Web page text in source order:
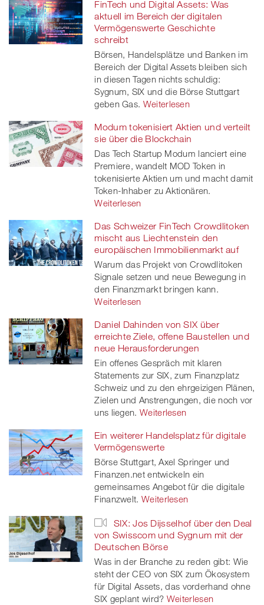
FinTech und Digital Assets: Was
aktuell im Bereich der digitalen
Vermögenswerte Geschichte
schreibt
Börsen, Handelsplätze und Banken im
Bereich der Digital Assets bleiben sich
in diesen Tagen nichts schuldig:
Sygnum, SIX und die Börse Stuttgart
geben Gas. Weiterlesen
Modum tokenisiert Aktien und verteilt
sie über die Blockchain
Das Tech Startup Modum lanciert eine
Premiere, wandelt MOD Token in
tokenisierte Aktien um und macht damit
Token-Inhaber zu Aktionären.
Weiterlesen
Das Schweizer FinTech Crowdlitoken
mischt aus Liechtenstein den
europäischen Immobilienmarkt auf
Warum das Projekt von Crowdlitoken
Signale setzen und neue Bewegung in
den Finanzmarkt bringen kann.
Weiterlesen
Daniel Dahinden von SIX über
erreichte Ziele, offene Baustellen und
neue Herausforderungen
Ein offenes Gespräch mit klaren
Statements zur SIX, zum Finanzplatz
Schweiz und zu den ehrgeizigen Plänen,
Zielen und Anstrengungen, die noch vor
uns liegen. Weiterlesen
Ein weiterer Handelsplatz für digitale
Vermögenswerte
Börse Stuttgart, Axel Springer und
Finanzen.net entwickeln ein
gemeinsames Angebot für die digitale
Finanzwelt. Weiterlesen
SIX: Jos Dijsselhof über den Deal
von Swisscom und Sygnum mit der
Deutschen Börse
Was in der Branche zu reden gibt: Wie
steht der CEO von SIX zum Ökosystem
für Digital Assets, das vorderhand ohne
SIX geplant wird? Weiterlesen